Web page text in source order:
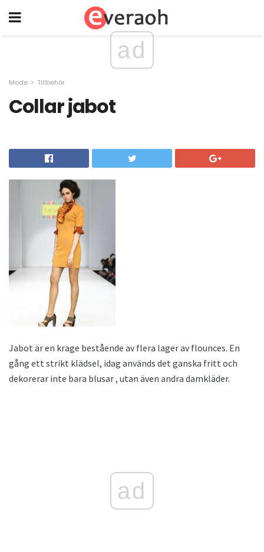
ad
Mode Tillbehör
Collar jabot
Jabot är en krage bestående av flera lager av flounces. En
gång ett strikt klädsel, idag används det ganska fritt och
dekorerar inte bara blusar , utan även andra damkläder.
ad